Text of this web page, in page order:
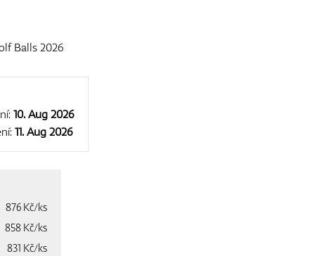
Balls 2026
10. Aug 2026
11. Aug 2026
876 Kč/ks
858 Kč/ks
831 Kč/ks